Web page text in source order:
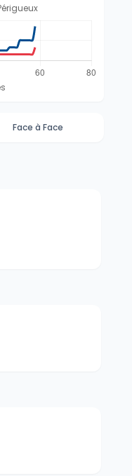
Face à Face